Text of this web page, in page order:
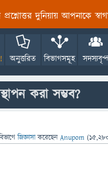
প্রশ্নোত্তর দুনিয়ায় আপনাকে
অনুত্তরিত বিভাগসমূহ সদস্যবৃন্দ
করা সম্ভব?
জিজ্ঞাসাকরেছেনAnupom (